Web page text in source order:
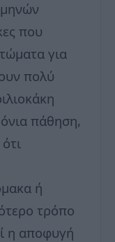
που
για
πολύ
πάθηση,
ή
τρόπο
η αποφυγή